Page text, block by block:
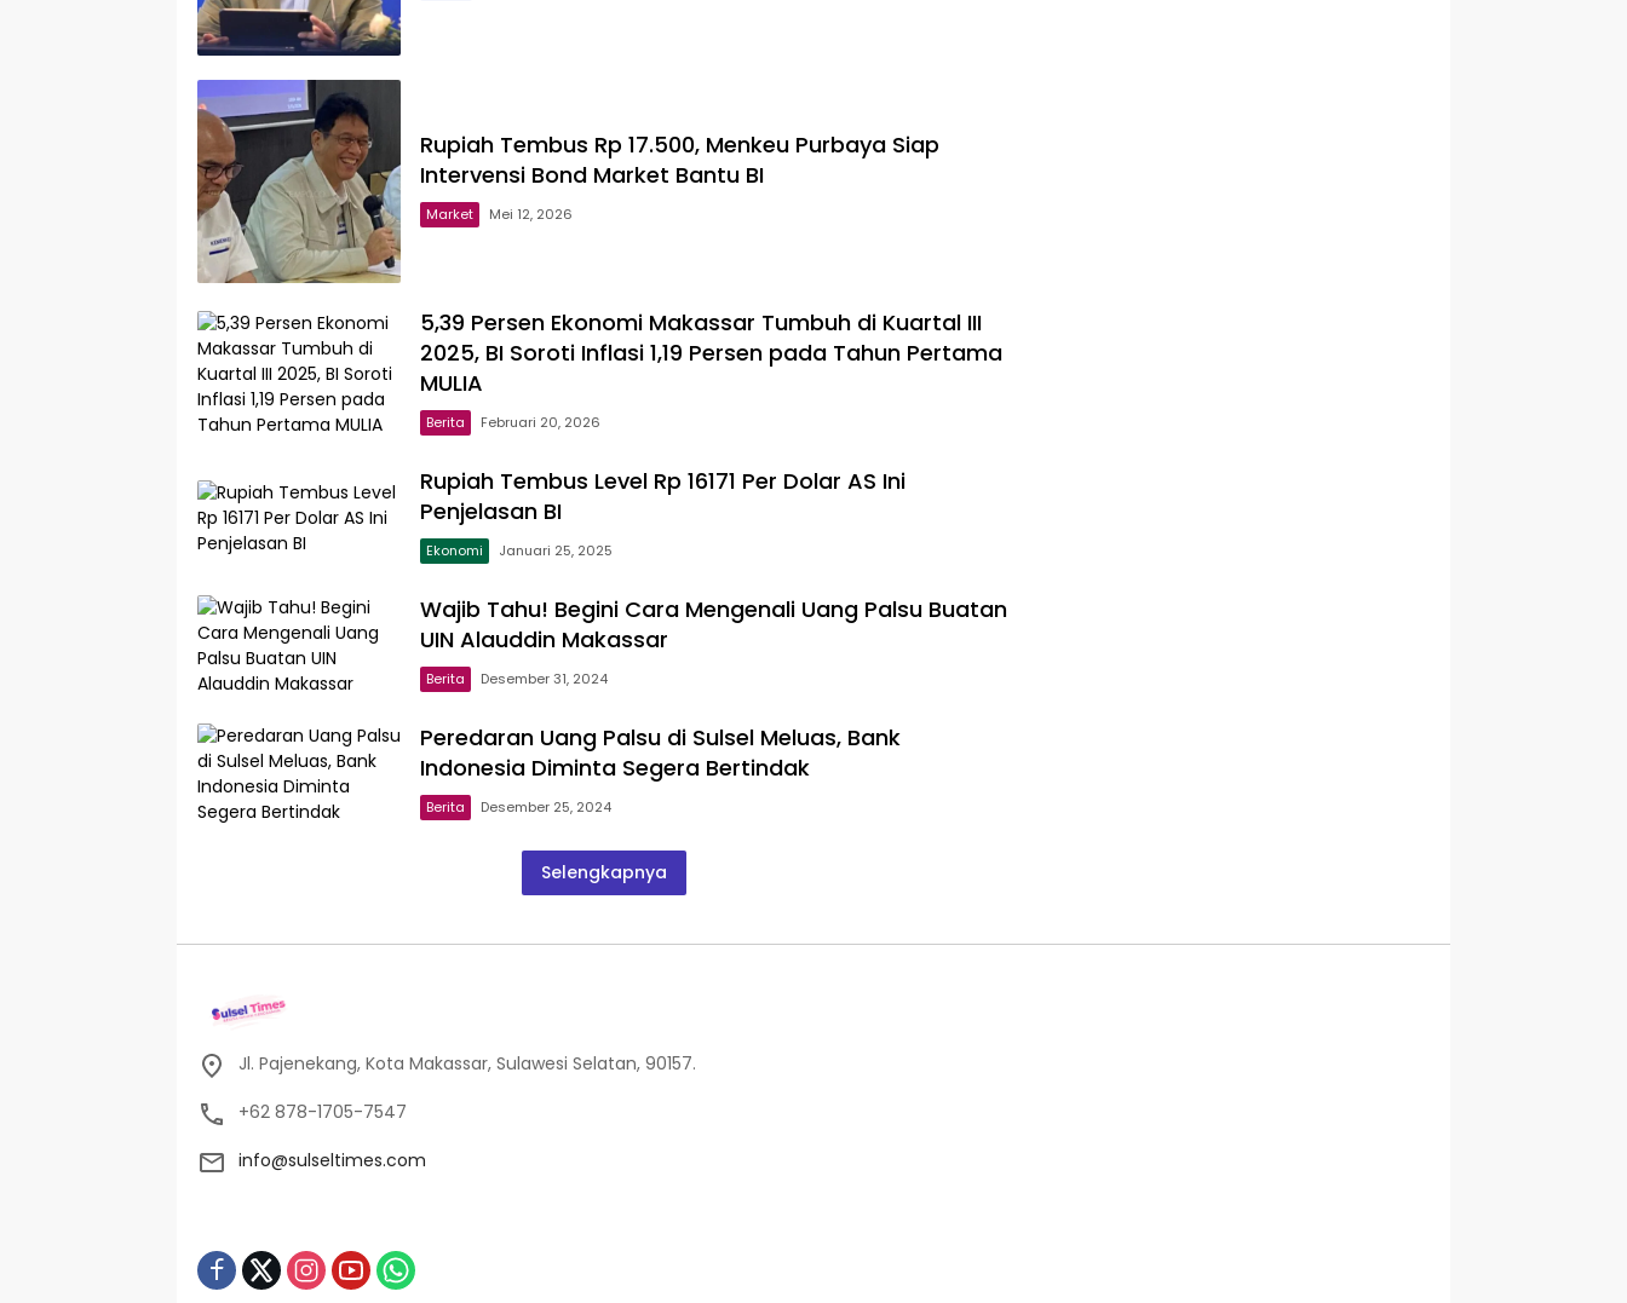
Rupiah Tembus Rp 17.500, Menkeu Purbaya Siap
Intervensi Bond Market Bantu BI
Market Mei 12, 2026
5,39 Persen Ekonomi Makassar Tumbuh di Kuartal III
2025, BI Soroti Inflasi 1,19 Persen pada Tahun Pertama
MULIA
Berita Februari 20, 2026
Rupiah Tembus Level Rp 16171 Per Dolar AS Ini
Penjelasan BI
Ekonomi Januari 25, 2025
Wajib Tahu! Begini Cara Mengenali Uang Palsu Buatan
UIN Alauddin Makassar
Berita Desember 31, 2024
Peredaran Uang Palsu di Sulsel Meluas, Bank
Indonesia Diminta Segera Bertindak
Berita Desember 25, 2024
Selengkapnya
Jl. Pajenekang, Kota Makassar, Sulawesi Selatan, 90157.
+62 878-1705-7547
info@sulseltimes.com